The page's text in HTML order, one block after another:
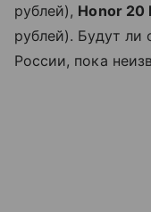
рублей), Honor 20
рублей). Будут ли
России, пока